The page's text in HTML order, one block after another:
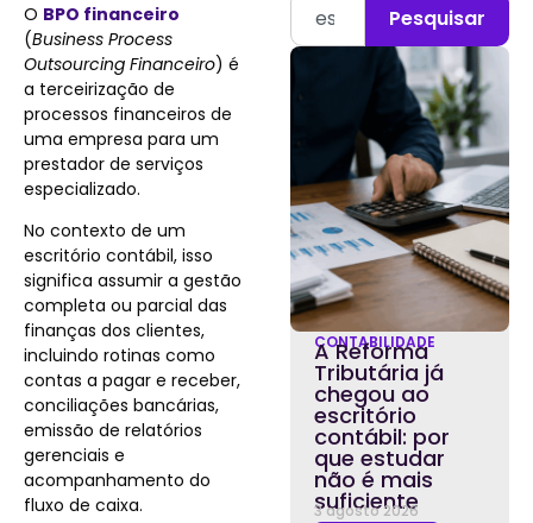
O BPO financeiro
(Business Process
Outsourcing Financeiro) é
a terceirização de
processos financeiros de
uma empresa para um
prestador de serviços
especializado.
No contexto de um
escritório contábil, isso
significa assumir a gestão
completa ou parcial das
finanças dos clientes,
incluindo rotinas como
contas a pagar e receber,
conciliações bancárias,
emissão de relatórios
gerenciais e
acompanhamento do
fluxo de caixa.
Pesquisar
CONTABILIDADE
A Reforma
Tributária já
chegou ao
escritório
contábil: por
que estudar
não é mais
suficiente
3 agosto 2026